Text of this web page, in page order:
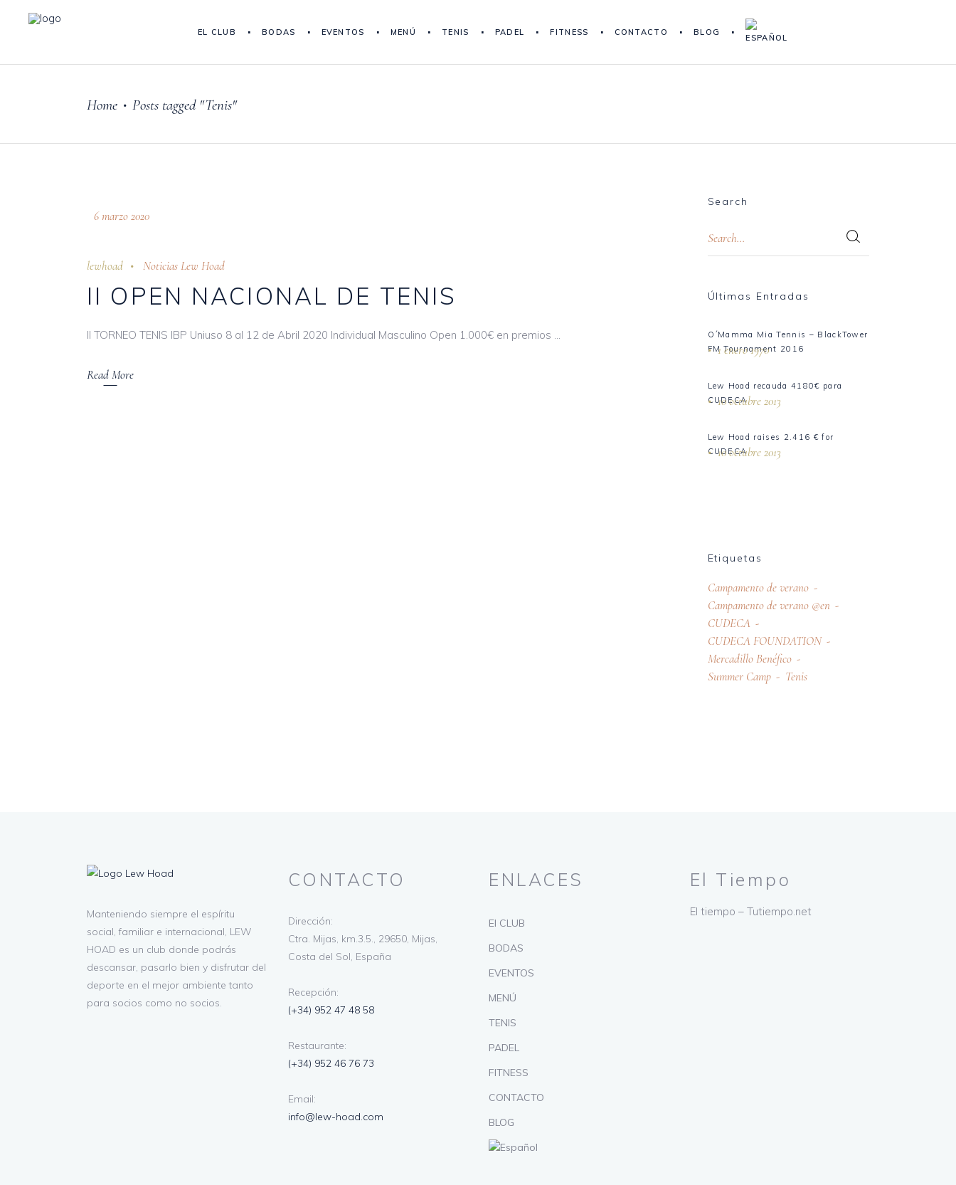
EL CLUB BODAS EVENTOS MENÚ TENIS PADEL FITNESS CONTACTO BLOG
Home • Posts tagged "Tenis"
6 marzo 2020
lewhoad Noticias Lew Hoad
II OPEN NACIONAL DE TENIS
II TORNEO TENIS IBP Uniuso 8 al 12 de Abril 2020 Individual Masculino Open 1.000€ en premios
Read More
Search
Últimas Entradas
O´Mamma Mia Tennis – BlackTower
FM Tournament 2016
1 enero 1970
Lew Hoad recauda 4180€ para
CUDECA
10 octubre 2013
Lew Hoad raises 2.416 € for
CUDECA
10 octubre 2013
Etiquetas
Campamento de verano
Campamento de verano @en
CUDECA
CUDECA FOUNDATION
Mercadillo Benéfico
Summer Camp
Tenis
Manteniendo siempre el espíritu
social, familiar e internacional, LEW
HOAD es un club donde podrás
descansar, pasarlo bien y disfrutar del
deporte en el mejor ambiente tanto
para socios como no socios.
CONTACTO
Dirección:
Ctra. Mijas, km.3.5., 29650, Mijas,
Costa del Sol, España
Recepción:
(+34) 952 47 48 58
Restaurante:
(+34) 952 46 76 73
Email:
info@lew-hoad.com
ENLACES
El CLUB
BODAS
EVENTOS
MENÚ
TENIS
PADEL
FITNESS
CONTACTO
BLOG
El Tiempo
El tiempo – Tutiempo.net